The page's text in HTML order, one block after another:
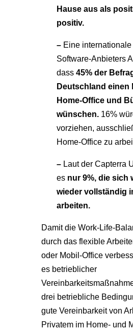
Hause aus als
positiv.
– Eine
Software-Anbieters
dass 45% der
Deutschland einen
Home-Office und
wünschen.16%
vorziehen,
Home-Office zu
– Laut der Capterra
es nur 9%, die sich
wieder vollständig
arbeiten.
Damit die Work-Life-
durch das flexible
oder Mobil-Office
es betrieblicher
drei betriebliche
gute Vereinbarkeit von
Privatem im Home- und